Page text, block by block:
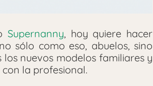
Supernanny, hoy quiere hacer
sólo como eso, abuelos, sino
nuevos modelos familiares y
la profesional.